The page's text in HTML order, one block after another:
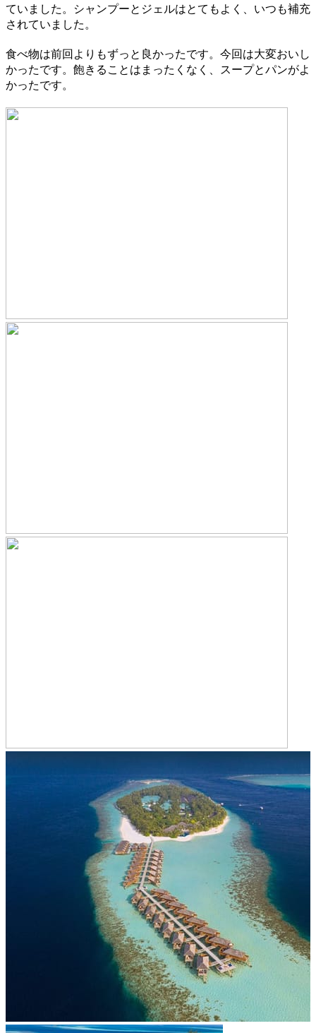
ていました。シャンプーとジェルはとてもよく、いつも補充
されていました。
食べ物は前回よりもずっと良かったです。今回は大変おいし
かったです。飽きることはまったくなく、スープとパンがよ
かったです。